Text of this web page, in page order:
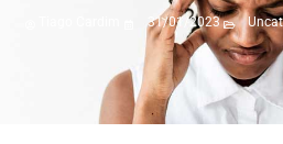
31/01/2023